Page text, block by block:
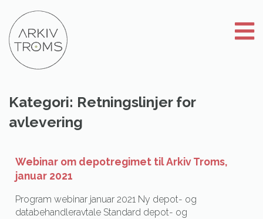
innhold
Kategori: Retningslinjer for
avlevering
Webinar om depotregimet til Arkiv Troms,
januar 2021
Program webinar januar 2021 Ny depot- og
databehandleravtale Standard depot- og